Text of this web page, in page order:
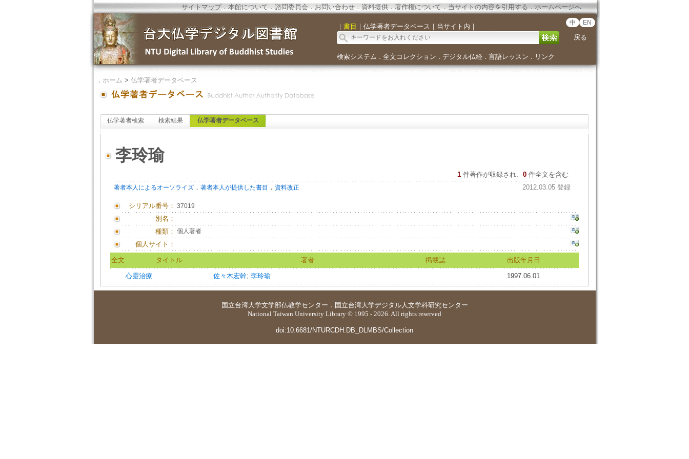
サイトマップ．本館について．諮問委員会． お問い合わせ． 資料提供．著作権について．当サイトの内容を引用する．ホームページへ
｜ 書目 ｜ 仏学著者データベース ｜ 当サイト内 ｜ 中 EN
戻る
検索システム ． 全文コレクション ． デジタル仏経． 言語レッスン ． リンク
． ホーム > 仏学著者データベース
仏学著者検索 検索結果 仏学著者データベース
李玲瑜
1 件著作が収録され、 0件全文を含む
著者本人によるオーソライズ． 著者本人が提供した書目 ． 資料改正 2012.03.05 登録
シリアル番号： 37019
別名：
種類： 個人著者
個人サイト：
全文 タイトル 著者 掲載誌 出版年月日
心靈治療 佐々木宏幹; 李玲瑜 1997.06.01
国立台湾大学文学部仏教学センター ． 国立台湾大学デジタル人文学科研究センター
National Taiwan University Library © 1995 - 2026. All rights reserved
doi:10.6681/NTURCDH.DB_DLMBS/Collection